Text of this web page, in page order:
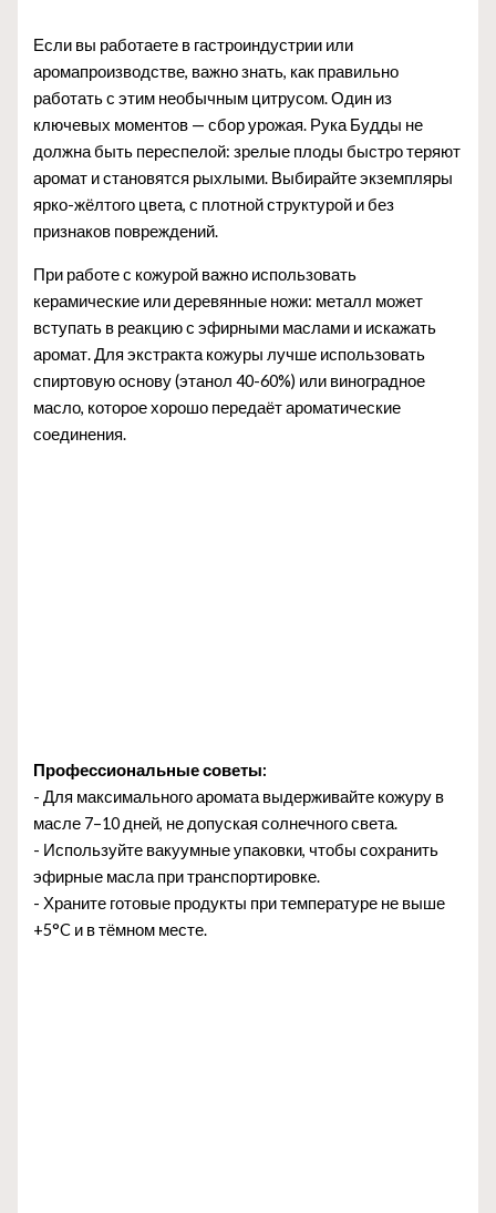
Если вы работаете в гастроиндустрии или
аромапроизводстве, важно знать, как правильно
работать с этим необычным цитрусом. Один из
ключевых моментов — сбор урожая. Рука Будды не
должна быть переспелой: зрелые плоды быстро теряют
аромат и становятся рыхлыми. Выбирайте экземпляры
ярко-жёлтого цвета, с плотной структурой и без
признаков повреждений.
При работе с кожурой важно использовать
керамические или деревянные ножи: металл может
вступать в реакцию с эфирными маслами и искажать
аромат. Для экстракта кожуры лучше использовать
спиртовую основу (этанол 40-60%) или виноградное
масло, которое хорошо передаёт ароматические
соединения.
Профессиональные советы:
- Для максимального аромата выдерживайте кожуру в
масле 7–10 дней, не допуская солнечного света.
- Используйте вакуумные упаковки, чтобы сохранить
эфирные масла при транспортировке.
- Храните готовые продукты при температуре не выше
+5°C и в тёмном месте.